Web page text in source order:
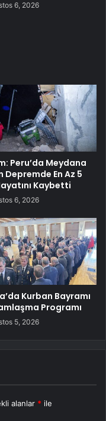
6, 2026
Peru’da Meydana
Depremde En Az 5
Kaybetti
6, 2026
Kurban Bayramı
Programı
5, 2026
alanlar * ile